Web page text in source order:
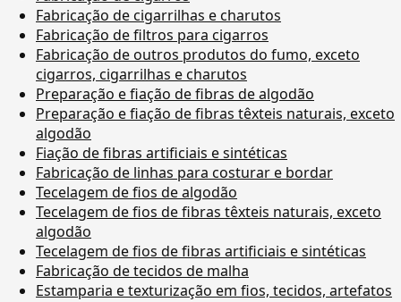
Fabricação de cigarrilhas e charutos
Fabricação de filtros para cigarros
Fabricação de outros produtos do fumo, exceto
cigarros, cigarrilhas e charutos
Preparação e fiação de fibras de algodão
Preparação e fiação de fibras têxteis naturais, exceto
algodão
Fiação de fibras artificiais e sintéticas
Fabricação de linhas para costurar e bordar
Tecelagem de fios de algodão
Tecelagem de fios de fibras têxteis naturais, exceto
algodão
Tecelagem de fios de fibras artificiais e sintéticas
Fabricação de tecidos de malha
Estamparia e texturização em fios, tecidos, artefatos